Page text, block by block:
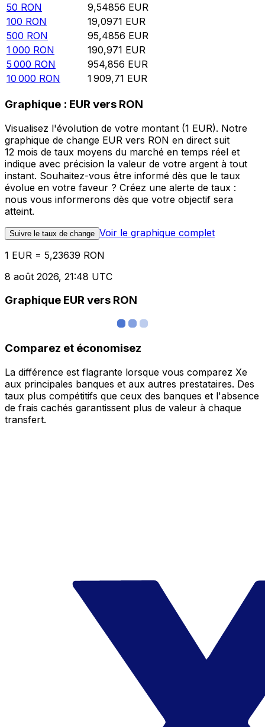
50 RON 9,54856 EUR
100 RON 19,0971 EUR
500 RON 95,4856 EUR
1 000 RON 190,971 EUR
5 000 RON 954,856 EUR
10 000 RON 1 909,71 EUR
Graphique : EUR vers RON
Visualisez l'évolution de votre montant (1 EUR). Notre
graphique de change EUR vers RON en direct suit
12 mois de taux moyens du marché en temps réel et
indique avec précision la valeur de votre argent à tout
instant. Souhaitez-vous être informé dès que le taux
évolue en votre faveur ? Créez une alerte de taux :
nous vous informerons dès que votre objectif sera
atteint.
Suivre le taux de change Voir le graphique complet
1 EUR = 5,23639 RON
8 août 2026, 21:48 UTC
Graphique EUR vers RON
Comparez et économisez
La différence est flagrante lorsque vous comparez Xe
aux principales banques et aux autres prestataires. Des
taux plus compétitifs que ceux des banques et l'absence
de frais cachés garantissent plus de valeur à chaque
transfert.